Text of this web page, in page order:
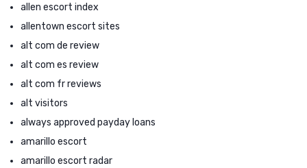
allen escort index
allentown escort sites
alt com de review
alt com es review
alt com fr reviews
alt visitors
always approved payday loans
amarillo escort
amarillo escort radar